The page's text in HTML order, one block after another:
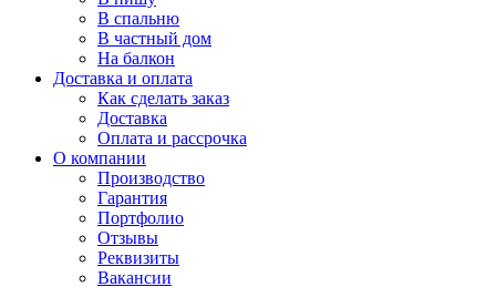
В спальню
В частный дом
На балкон
Доставка и оплата
Как сделать заказ
Доставка
Оплата и рассрочка
О компании
Производство
Гарантия
Портфолио
Отзывы
Реквизиты
Вакансии